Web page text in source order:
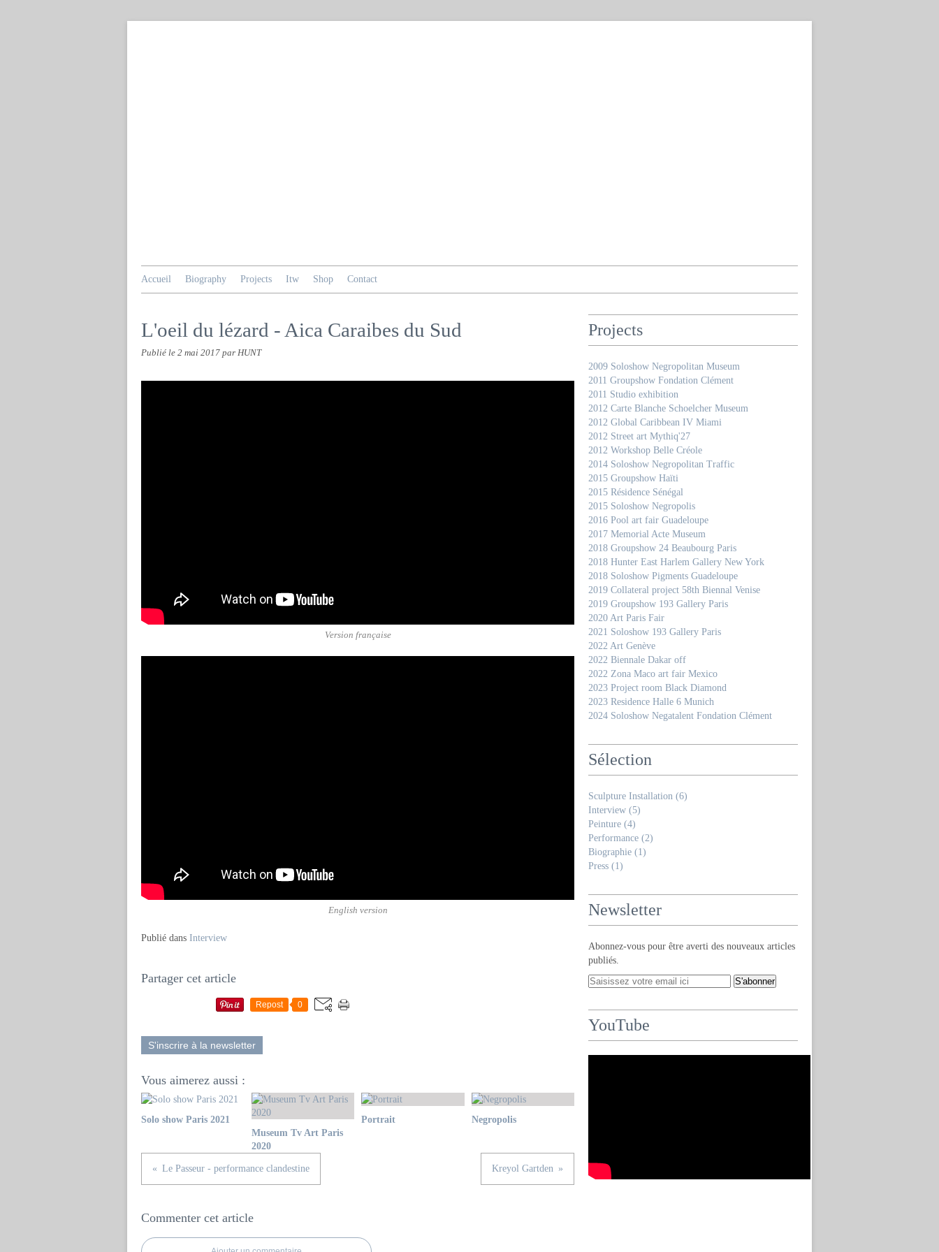
Accueil Biography Projects Itw Shop Contact
L'oeil du lézard - Aica Caraibes du Sud
Publié le 2 mai 2017 par HUNT
Version française
English version
Publié dans Interview
Partager cet article
Repost 0
S'inscrire à la newsletter
Vous aimerez aussi :
Solo show Paris 2021
Museum Tv Art Paris
2020
Portrait Negropolis
Le Passeur - performance clandestine Kreyol Gartden
Commenter cet article
Projects
2009 Soloshow Negropolitan Museum
2011 Groupshow Fondation Clément
2011 Studio exhibition
2012 Carte Blanche Schoelcher Museum
2012 Global Caribbean IV Miami
2012 Street art Mythiq'27
2012 Workshop Belle Créole
2014 Soloshow Negropolitan Traffic
2015 Groupshow Haïti
2015 Résidence Sénégal
2015 Soloshow Negropolis
2016 Pool art fair Guadeloupe
2017 Memorial Acte Museum
2018 Groupshow 24 Beaubourg Paris
2018 Hunter East Harlem Gallery New York
2018 Soloshow Pigments Guadeloupe
2019 Collateral project 58th Biennal Venise
2019 Groupshow 193 Gallery Paris
2020 Art Paris Fair
2021 Soloshow 193 Gallery Paris
2022 Art Genève
2022 Biennale Dakar off
2022 Zona Maco art fair Mexico
2023 Project room Black Diamond
2023 Residence Halle 6 Munich
2024 Soloshow Negatalent Fondation Clément
Sélection
Sculpture Installation (6)
Interview (5)
Peinture (4)
Performance (2)
Biographie (1)
Press (1)
Newsletter
Abonnez-vous pour être averti des nouveaux articles
publiés.
YouTube